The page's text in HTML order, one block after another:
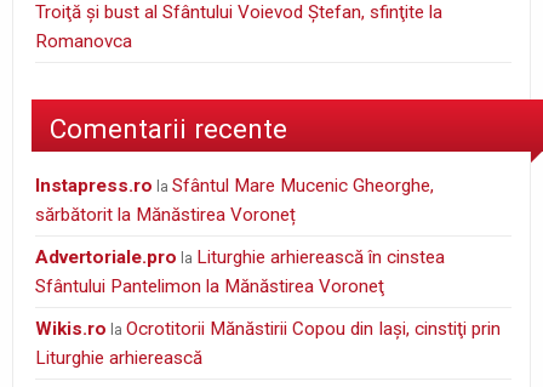
Troiţă şi bust al Sfântului Voievod Ştefan, sfinţite la
Romanovca
Comentarii recente
instapress.ro laSfântul Mare Mucenic Gheorghe,
sărbătorit la Mănăstirea Voroneț
Advertoriale.pro la Liturghie arhierească în cinstea
Sfântului Pantelimon la Mănăstirea Voroneţ
wikis.ro laOcrotitorii Mănăstirii Copou din Iaşi, cinstiţi prin
Liturghie arhierească